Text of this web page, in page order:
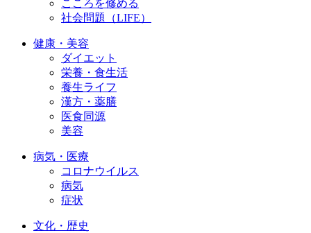
こころを修める
社会問題（LIFE）
健康・美容
ダイエット
栄養・食生活
養生ライフ
漢方・薬膳
医食同源
美容
病気・医療
コロナウイルス
病気
症状
文化・歴史